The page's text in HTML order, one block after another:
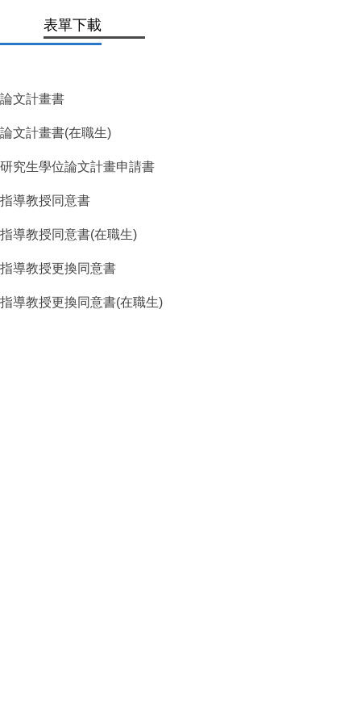
表單下載
論文計畫書
論文計畫書(在職生)
研究生學位論文計畫申請書
指導教授同意書
指導教授同意書(在職生)
指導教授更換同意書
指導教授更換同意書(在職生)